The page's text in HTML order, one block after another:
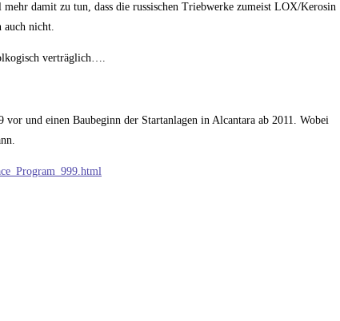
damit zu tun, dass die russischen Triebwerke zumeist LOX/Kerosin
auch nicht.
verträglich….
und einen Baubeginn der Startanlagen in Alcantara ab 2011. Wobei